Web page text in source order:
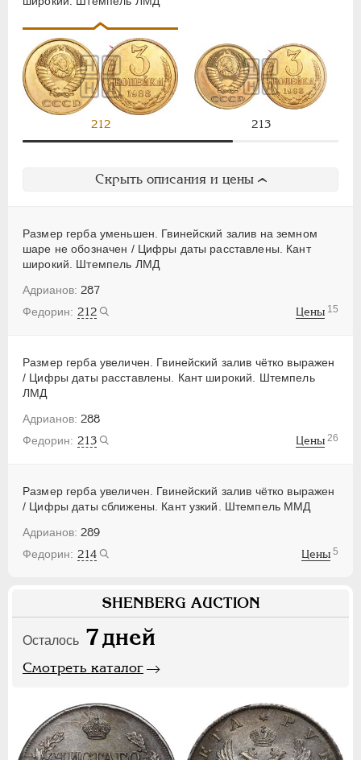
212 213
Скрыть описания и цены
Размер герба уменьшен. Гвинейский залив на земном
шаре не обозначен / Цифры даты расставлены. Кант
широкий. Штемпель ЛМД
287
212
Цены 15
Размер герба увеличен. Гвинейский залив чётко выражен
/ Цифры даты расставлены. Кант широкий. Штемпель
ЛМД
288
213
Цены 26
Размер герба увеличен. Гвинейский залив чётко выражен
/ Цифры даты сближены. Кант узкий. Штемпель ММД
289
214
Цены 5
SHENBERG AUCTION
Осталось 7дней
Смотреть каталог